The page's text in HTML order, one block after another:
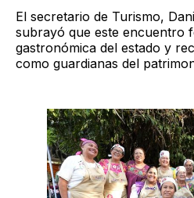
El secretario de Turismo,
subrayó que este encuentro
gastronómica del estado y
como guardianas del